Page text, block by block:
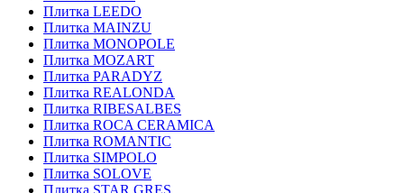
Плитка LEEDO
Плитка MAINZU
Плитка MONOPOLE
Плитка MOZART
Плитка PARADYZ
Плитка REALONDA
Плитка RIBESALBES
Плитка ROCA CERAMICA
Плитка ROMANTIC
Плитка SIMPOLO
Плитка SOLOVE
Плитка STAR GRES